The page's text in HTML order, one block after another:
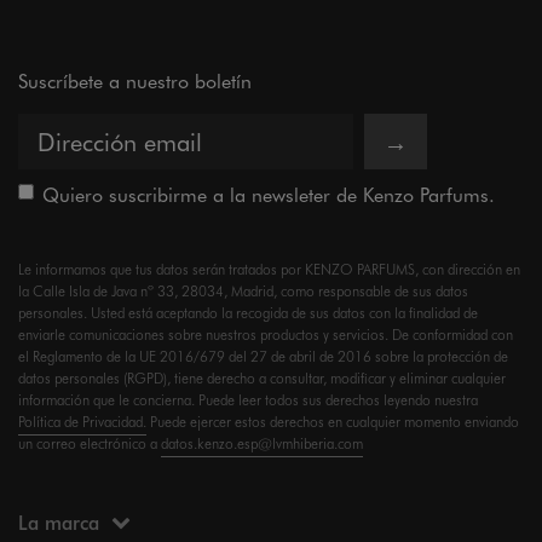
Suscríbete a nuestro boletín
→
Quiero suscribirme a la newsleter de Kenzo Parfums.
Le informamos que tus datos serán tratados por KENZO PARFUMS, con dirección en
la Calle Isla de Java nº 33, 28034, Madrid, como responsable de sus datos
personales. Usted está aceptando la recogida de sus datos con la finalidad de
enviarle comunicaciones sobre nuestros productos y servicios. De conformidad con
el Reglamento de la UE 2016/679 del 27 de abril de 2016 sobre la protección de
datos personales (RGPD), tiene derecho a consultar, modificar y eliminar cualquier
información que le concierna. Puede leer todos sus derechos leyendo nuestra
Política de Privacidad. Puede ejercer estos derechos en cualquier momento enviando
un correo electrónico adatos.kenzo.esp@lvmhiberia.com
La marca